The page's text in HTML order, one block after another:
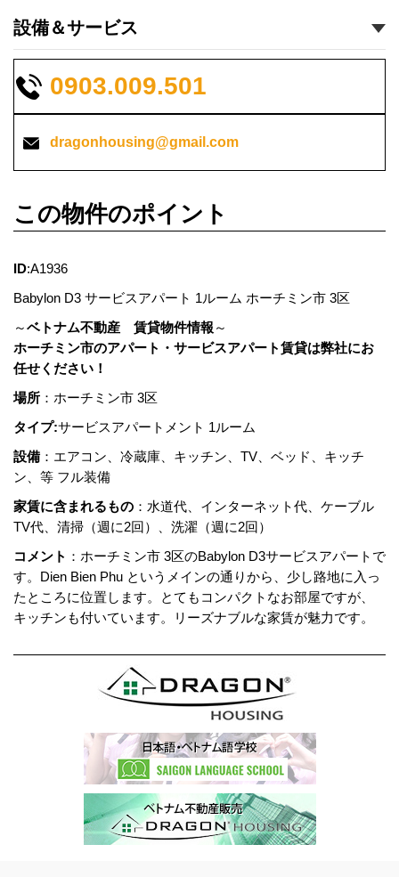
設備＆サービス
0903.009.501
dragonhousing@gmail.com
この物件のポイント
ID:A1936
Babylon D3 サービスアパート 1ルーム ホーチミン市 3区
～ベトナム不動産 賃貸物件情報 ～
ホーチミン市のアパート・サービスアパート賃貸は弊社にお
任せください！
場所 ：ホーチミン市 3区
タイプ:サービスアパートメント 1ルーム
設備：エアコン、冷蔵庫、キッチン、TV、ベッド、キッチ
ン、等 フル装備
家賃に含まれるもの ：水道代、インターネット代、ケーブル
TV代、清掃（週に2回）、洗濯（週に2回）
コメント ：ホーチミン市 3区のBabylon D3サービスアパートで
す。Dien Bien Phu というメインの通りから、少し路地に入っ
たところに位置します。とてもコンパクトなお部屋ですが、
キッチンも付いています。リーズナブルな家賃が魅力です。